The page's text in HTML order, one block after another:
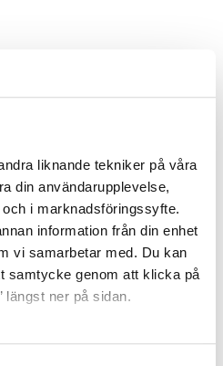
liknande tekniker på våra
din användarupplevelse,
i marknadsföringssyfte.
information från din enhet
vi samarbetar med. Du kan
samtycke genom att klicka på
längst ner på sidan.